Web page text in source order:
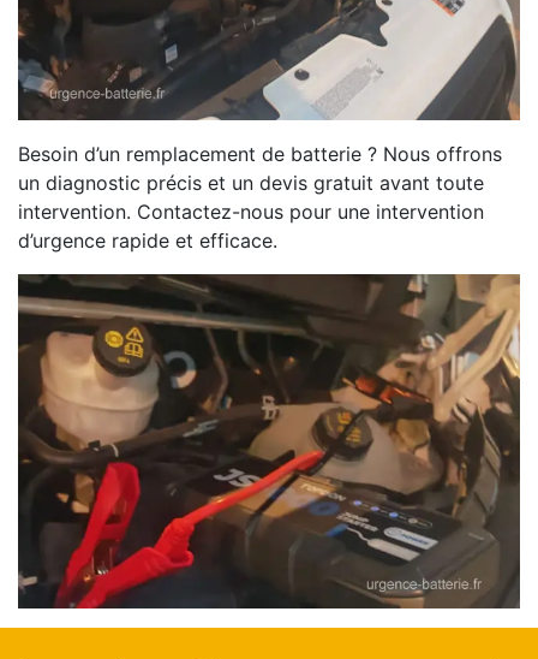
Besoin d’un remplacement de batterie ? Nous offrons
un diagnostic précis et un devis gratuit avant toute
intervention. Contactez-nous pour une intervention
d’urgence rapide et efficace.